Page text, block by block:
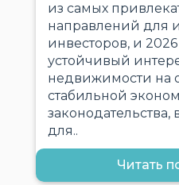
из самых
направлений для
инвесторов, и
устойчивый
недвижимости на
стабильной
для..
Читать